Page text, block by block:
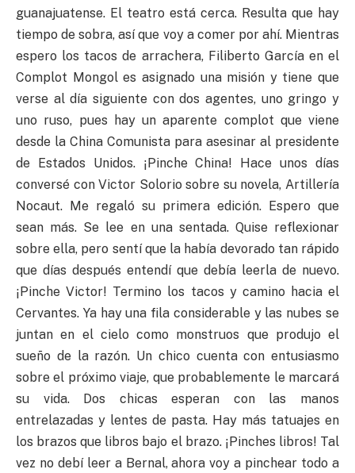
guanajuatense. El teatro está cerca. Resulta que hay
tiempo de sobra, así que voy a comer por ahí. Mientras
espero los tacos de arrachera, Filiberto García en el
Complot Mongol es asignado una misión y tiene que
verse al día siguiente con dos agentes, uno gringo y
uno ruso, pues hay un aparente complot que viene
desde la China Comunista para asesinar al presidente
de Estados Unidos. ¡Pinche China! Hace unos días
conversé con Victor Solorio sobre su novela, Artillería
Nocaut. Me regaló su primera edición. Espero que
sean más. Se lee en una sentada. Quise reflexionar
sobre ella, pero sentí que la había devorado tan rápido
que días después entendí que debía leerla de nuevo.
¡Pinche Victor! Termino los tacos y camino hacia el
Cervantes. Ya hay una fila considerable y las nubes se
juntan en el cielo como monstruos que produjo el
sueño de la razón. Un chico cuenta con entusiasmo
sobre el próximo viaje, que probablemente le marcará
su vida. Dos chicas esperan con las manos
entrelazadas y lentes de pasta. Hay más tatuajes en
los brazos que libros bajo el brazo. ¡Pinches libros! Tal
vez no debí leer a Bernal, ahora voy a pinchear todo a